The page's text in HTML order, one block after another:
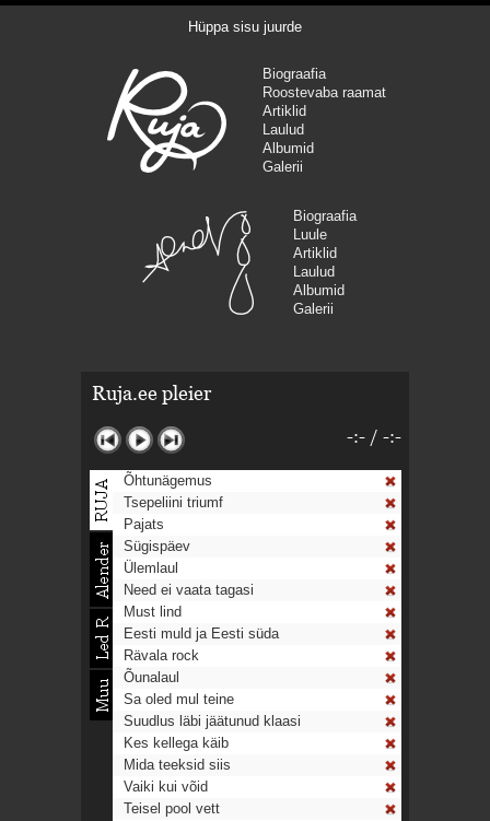
Hüppa sisu juurde
Biograafia
Roostevaba raamat
Artiklid
Laulud
Albumid
Galerii
Biograafia
Luule
Artiklid
Laulud
Albumid
Galerii
Ruja.ee pleier
-:- / -:-
Õhtunägemus
Tsepeliini triumf
Pajats
Sügispäev
Ülemlaul
Need ei vaata tagasi
Must lind
Eesti muld ja Eesti süda
Rävala rock
Õunalaul
Sa oled mul teine
Suudlus läbi jäätunud klaasi
Kes kellega käib
Mida teeksid siis
Vaiki kui võid
Teisel pool vett